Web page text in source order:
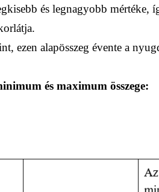
és legnagyobb mértéke,
ezen alapösszeg évente a
és maximum összege: